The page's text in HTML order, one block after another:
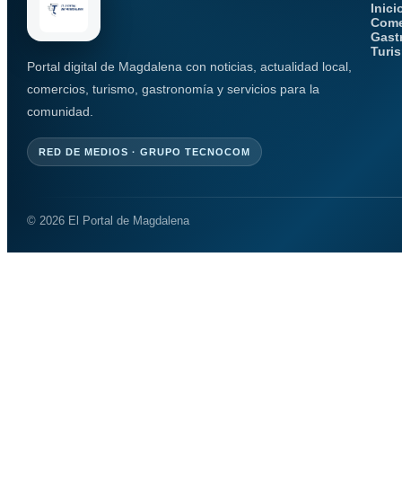
Portal digital de Magdalena con noticias, actualidad local,
comercios, turismo, gastronomía y servicios para la
comunidad.
RED DE MEDIOS · GRUPO TECNOCOM
© 2026 El Portal de Magdalena